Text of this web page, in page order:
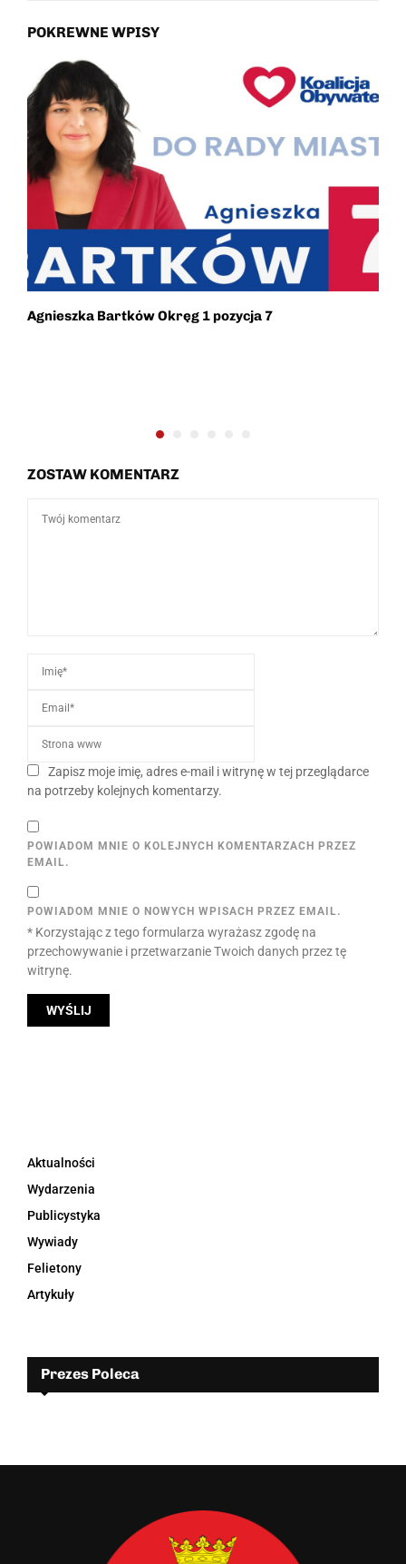
POKREWNE WPISY
Agnieszka Bartków Okręg 1 pozycja 7
ZOSTAW KOMENTARZ
Zapisz moje imię, adres e-mail i witrynę w tej przeglądarce
na potrzeby kolejnych komentarzy.
POWIADOM MNIE O KOLEJNYCH KOMENTARZACH PRZEZ
EMAIL.
POWIADOM MNIE O NOWYCH WPISACH PRZEZ EMAIL.
* Korzystając z tego formularza wyrażasz zgodę na
przechowywanie i przetwarzanie Twoich danych przez tę
witrynę.
Aktualności
Wydarzenia
Publicystyka
Wywiady
Felietony
Artykuły
Prezes Poleca